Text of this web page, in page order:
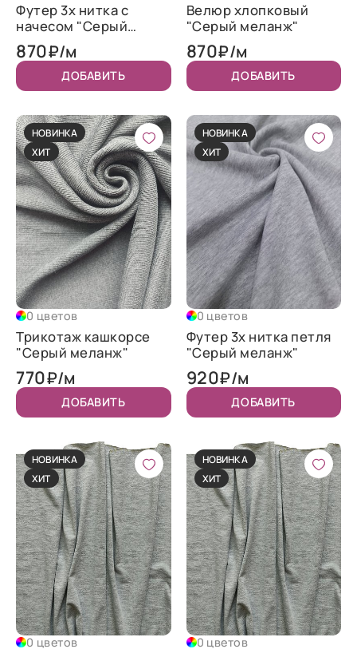
Футер 3х нитка с
начесом "Серый
меланж"
870₽/м
ДОБАВИТЬ
Велюр хлопковый
"Серый меланж"
870₽/м
ДОБАВИТЬ
НОВИНКА
ХИТ
0 цветов
Трикотаж кашкорсе
"Серый меланж"
770₽/м
ДОБАВИТЬ
НОВИНКА
ХИТ
0 цветов
Футер 3х нитка петля
"Серый меланж"
920₽/м
ДОБАВИТЬ
НОВИНКА
ХИТ
0 цветов
НОВИНКА
ХИТ
0 цветов